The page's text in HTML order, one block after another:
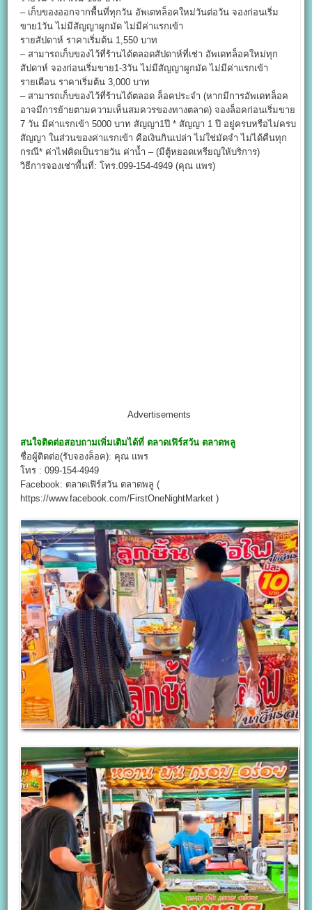
– เก็บของออกจากพื้นที่ทุกวัน อัพเดทล็อคใหม่วันต่อวัน จองก่อนเริ่ม
ขาย1วัน ไม่มีสัญญาผูกมัด ไม่มีค่าแรกเข้า
รายสัปดาห์ ราคาเริ่มต้น 1,550 บาท
– สามารถเก็บของไว้ที่ร้านได้ตลอดสัปดาห์ที่เช่า อัพเดทล็อคใหม่ทุก
สัปดาห์ จองก่อนเริ่มขาย1-3วัน ไม่มีสัญญาผูกมัด ไม่มีค่าแรกเข้า
รายเดือน ราคาเริ่มต้น 3,000 บาท
– สามารถเก็บของไว้ที่ร้านได้ตลอด ล็อคประจำ (หากมีการอัพเดทล็อค
อาจมีการย้ายตามความเห็นสมควรของทางตลาด) จองล็อคก่อนเริ่มขาย
7 วัน มีค่าแรกเข้า 5000 บาท สัญญา1ปี * สัญญา 1 ปี อยู่ครบหรือไม่ครบ
สัญญา ในส่วนของค่าแรกเข้า คือเงินกินเปล่า ไม่ใช่มัดจำ ไม่ได้คืนทุก
กรณี* ค่าไฟคิดเป็นรายวัน ค่าน้ำ – (มีตู้หยอดเหรียญให้บริการ)
วิธีการจองเช่าพื้นที่: โทร.099-154-4949 (คุณ แพร)
Advertisements
สนใจติดต่อสอบถามเพิ่มเติมได้ที่ ตลาดเฟิร์สวัน ตลาดพลู
ชื่อผู้ติดต่อ(รับจองล็อค): คุณ แพร
โทร : 099-154-4949
Facebook: ตลาดเฟิร์สวัน ตลาดพลู (
https://www.facebook.com/FirstOneNightMarket )